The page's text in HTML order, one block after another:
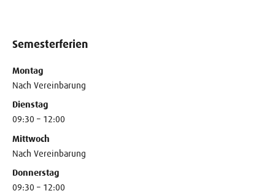
Semesterferien
Montag
Nach Vereinbarung
Dienstag
09:30 – 12:00
Mittwoch
Nach Vereinbarung
Donnerstag
09:30 – 12:00